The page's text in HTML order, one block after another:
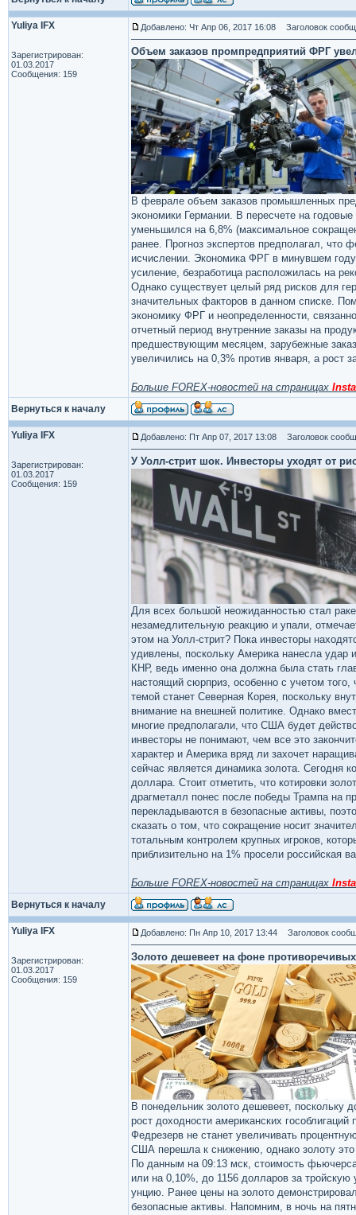
Yuliya IFX
Зарегистрирован:
01.03.2017
Сообщения: 159
Добавлено: Чт Апр 06, 2017 16:08 Заголовок
Объем заказов промпредприятий ФРГ
В феврале объем заказов промышленных
экономики Германии. В пересчете на
уменьшился на 6,8% (максимальное
ранее. Прогноз экспертов предполагал, что
исчислении. Экономика ФРГ в минувшем
усиление, безработица расположилась на
Однако существует целый ряд рисков для
значительных факторов в данном списке.
экономику ФРГ и неопределенности,
отчетный период внутренние заказы на
предшествующим месяцем, зарубежные
увеличились на 0,3% против января, а рост
Больше FOREX-новостей на страницах Insta
Вернуться к началу
Yuliya IFX
Зарегистрирован:
01.03.2017
Сообщения: 159
Добавлено: Пт Апр 07, 2017 13:08 Заголовок
У Уолл-стрит шок. Инвесторы уходят от
Для всех большой неожиданностью стал
незамедлительную реакцию и упали,
этом на Уолл-стрит? Пока инвесторы
удивлены, поскольку Америка нанесла удар
КНР, ведь именно она должна была стать
настоящий сюрприз, особенно с учетом
темой станет Северная Корея, поскольку
внимание на внешней политике. Однако
многие предполагали, что США будет
инвесторы не понимают, чем все это
характер и Америка вряд ли захочет
сейчас является динамика золота. Сегодня
доллара. Стоит отметить, что котировки
драгметалл понес после победы Трампа на
перекладываются в безопасные активы,
сказать о том, что сокращение носит
тотальным контролем крупных игроков,
приблизительно на 1% просели российская
Больше FOREX-новостей на страницах Insta
Вернуться к началу
Yuliya IFX
Зарегистрирован:
01.03.2017
Сообщения: 159
Добавлено: Пн Апр 10, 2017 13:44 Заголовок
Золото дешевеет на фоне
В понедельник золото дешевеет, поскольку
рост доходности американских
Федрезерв не станет увеличивать
США перешла к снижению, однако золоту
По данным на 09:13 мск, стоимость
или на 0,10%, до 1156 долларов за
унцию. Ранее цены на золото
безопасные активы. Напомним, в ночь на